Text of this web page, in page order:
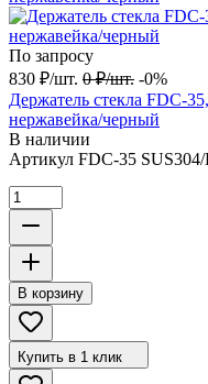
По запросу
830 ₽/шт. 0 ₽/шт. -0%
Держатель стекла FDC-
нержавейка/черный
В наличии
Артикул FDC-35
В корзину
Купить в 1 клик